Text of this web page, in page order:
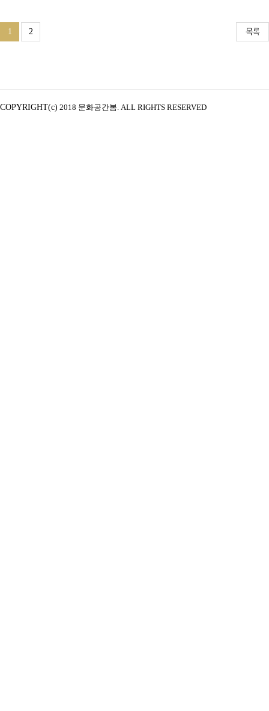
1 2
COPYRIGHT(c) 2018 문화공간봄. ALL RIGHTS RESERVED